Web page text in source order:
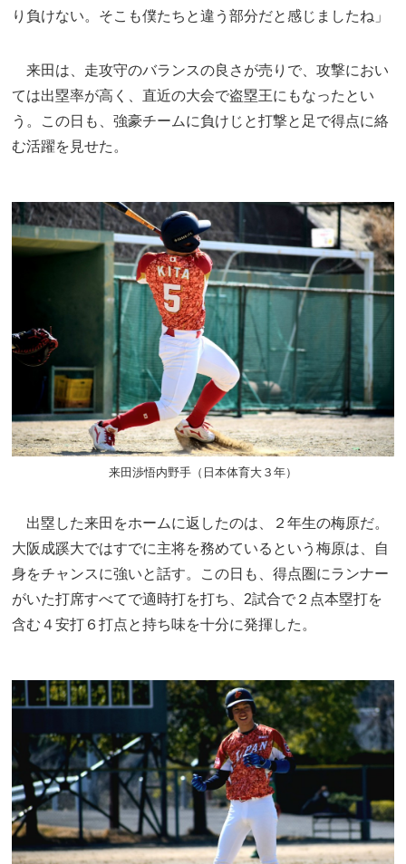
り負けない。そこも僕たちと違う部分だと感じましたね」
来田は、走攻守のバランスの良さが売りで、攻撃におい
ては出塁率が高く、直近の大会で盗塁王にもなったとい
う。この日も、強豪チームに負けじと打撃と足で得点に絡
む活躍を見せた。
来田渉悟内野手（日本体育大３年）
出塁した来田をホームに返したのは、２年生の梅原だ。
大阪成蹊大ではすでに主将を務めているという梅原は、自
身をチャンスに強いと話す。この日も、得点圏にランナー
がいた打席すべてで適時打を打ち、2試合で２点本塁打を
含む４安打６打点と持ち味を十分に発揮した。